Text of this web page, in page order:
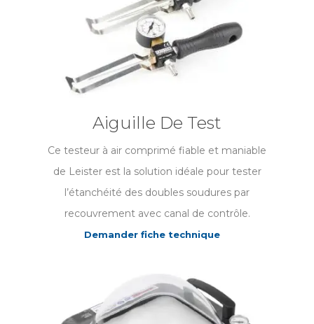
Aiguille De Test
Ce testeur à air comprimé fiable et maniable
de Leister est la solution idéale pour tester
l’étanchéité des doubles soudures par
recouvrement avec canal de contrôle.
Demander fiche technique